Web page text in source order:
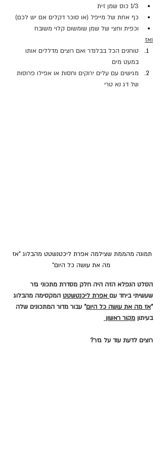
1/3 כוס שמן זית
כף אחת של מייפל (או סוכר דקלים אם יש לכם)
וכפית וחצי של שמן שומשום קלוי משובח
ואז
טוחנים הכל בבלנדר ואם רוצים מדללים אותו
במעט מים
מגישים עם עלים ירוקים וחסות או אפילו פרוסות
של דג נא טרי
תמונה מהממת שצילמה אפרת ליכטנשטט מהבלוג "אז
מה את עושה כל היום"
הסלט הנפלא הזה היה חלק מסדרת מתכוני גזר
שעשיתי ביחד עם אפרת ליכנטשטט המקסימה מהבלוג
"אז מה את עושה כל היום" עבור מדור המתכונים שלה
בעיתון מקור ראשון
רוצים לדעת עוד על גזר?